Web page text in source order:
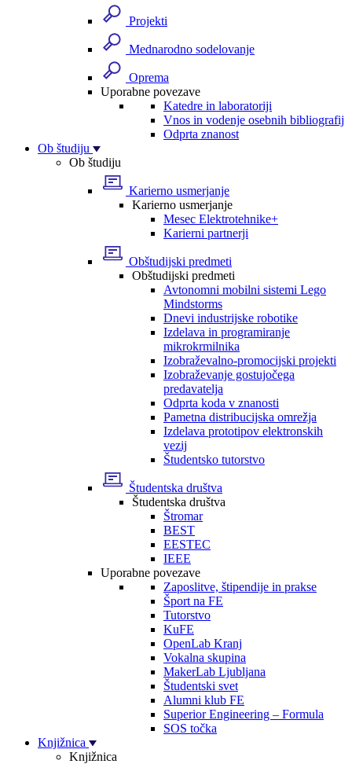
Projekti
Mednarodno sodelovanje
Oprema
Uporabne povezave
Katedre in laboratoriji
Vnos in vodenje osebnih bibliografij
Odprta znanost
Ob študiju
Ob študiju
Karierno usmerjanje
Karierno usmerjanje
Mesec Elektrotehnike+
Karierni partnerji
Obštudijski predmeti
Obštudijski predmeti
Avtonomni mobilni sistemi Lego
Mindstorms
Dnevi industrijske robotike
Izdelava in programiranje
mikrokrmilnika
Izobraževalno-promocijski projekti
Izobraževanje gostujočega
predavatelja
Odprta koda v znanosti
Pametna distribucijska omrežja
Izdelava prototipov elektronskih
vezij
Študentsko tutorstvo
Študentska društva
Študentska društva
Štromar
BEST
EESTEC
IEEE
Uporabne povezave
Zaposlitve, štipendije in prakse
Šport na FE
Tutorstvo
KuFE
OpenLab Kranj
Vokalna skupina
MakerLab Ljubljana
Študentski svet
Alumni klub FE
Superior Engineering – Formula
SOS točka
Knjižnica
Knjižnica